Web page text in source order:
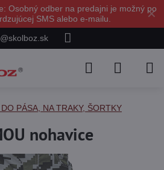
✕
Osobný odber na predajni je možný po
SMS alebo e-mailu.
PÁSA, NA TRAKY, ŠORTKY
nohavice